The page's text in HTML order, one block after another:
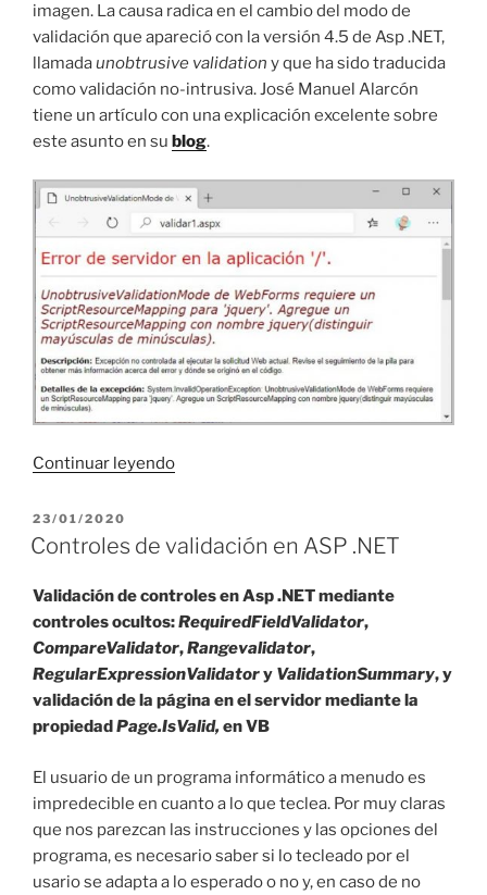
imagen. La causa radica en el cambio del modo de
validación que apareció con la versión 4.5 de Asp .NET,
llamadaunobtrusive validation y que ha sido traducida
como validación no-intrusiva. José Manuel Alarcón
tiene un artículo con una explicación excelente sobre
este asunto en su blog.
Continuar leyendo«UnobtrusiveValidationMode
.NET»
PUBLICADO
EL
23/01/2020
Controles de validación en ASP .NET
Validación de controles en Asp .NET mediante
controles ocultos:RequiredFieldValidator,
CompareValidator,Rangevalidator,
RegularExpressionValidatory ValidationSummary, y
validación de la página en el servidor mediante la
propiedad Page.IsValid, en VB
El usuario de un programa informático a menudo es
impredecible en cuanto a lo que teclea. Por muy claras
que nos parezcan las instrucciones y las opciones del
programa, es necesario saber si lo tecleado por el
usario se adapta a lo esperado o no y, en caso de no